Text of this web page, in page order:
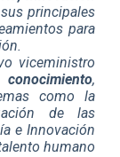
principales
para
viceministro
,
como la
de las
e Innovación
humano